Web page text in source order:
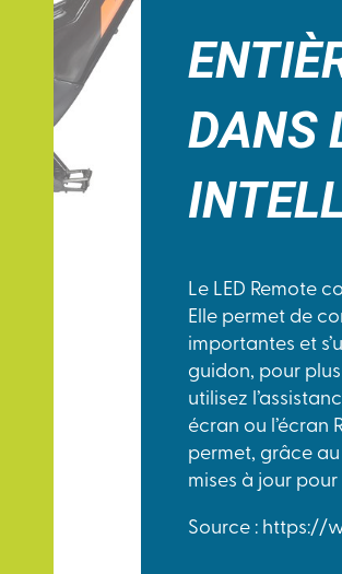
DANS
Le LED Remote
Elle permet de
importantes et
guidon, pour
utilisez
écran ou l’écran
permet, grâce
mises à jour pour
Source : https://